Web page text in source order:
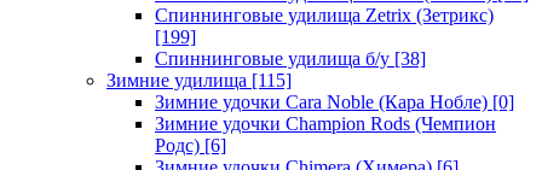
Спиннинговые удилища Zetrix (Зетрикс)
[199]
Спиннинговые удилища б/у [38]
Зимние удилища [115]
Зимние удочки Cara Noble (Кара Нобле) [0]
Зимние удочки Champion Rods (Чемпион
Родс) [6]